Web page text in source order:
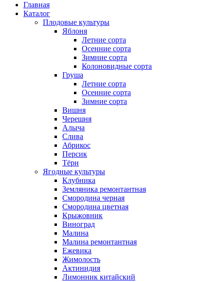
Главная
Каталог
Плодовые культуры
Яблоня
Летние сорта
Осенние сорта
Зимние сорта
Колоновидные сорта
Груша
Летние сорта
Осенние сорта
Зимние сорта
Вишня
Черешня
Алыча
Слива
Абрикос
Персик
Тёрн
Ягодные культуры
Клубника
Земляника ремонтантная
Смородина черная
Смородина цветная
Крыжовник
Виноград
Малина
Малина ремонтантная
Ежевика
Жимолость
Актинидия
Лимонник китайский